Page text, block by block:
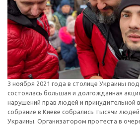
3 ноября 2021 года в столице Украины
состоялась большая и долгожданная
нарушений прав людей и принудительной
собрание в Киеве собрались тысячи
Украины. Организатором протеста в